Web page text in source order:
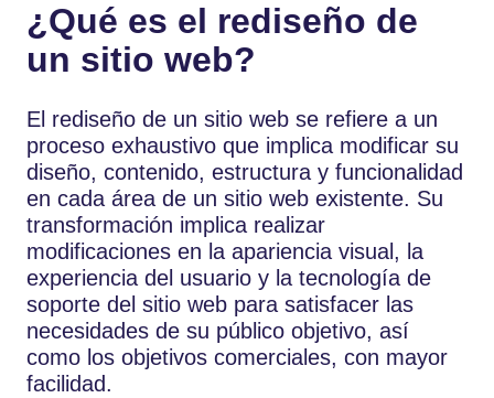
¿Qué es el rediseño de
un sitio web?
El rediseño de un sitio web se refiere a un
proceso exhaustivo que implica modificar su
diseño, contenido, estructura y funcionalidad
en cada área de un sitio web existente. Su
transformación implica realizar
modificaciones en la apariencia visual, la
experiencia del usuario y la tecnología de
soporte del sitio web para satisfacer las
necesidades de su público objetivo, así
como los objetivos comerciales, con mayor
facilidad.